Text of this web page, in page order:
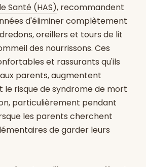
Santé (HAS), recommandent
d'éliminer complètement
oreillers et tours de lit
des nourrissons. Ces
et rassurants qu'ils
parents, augmentent
risque de syndrome de mort
particulièrement pendant
les parents cherchent
de garder leurs